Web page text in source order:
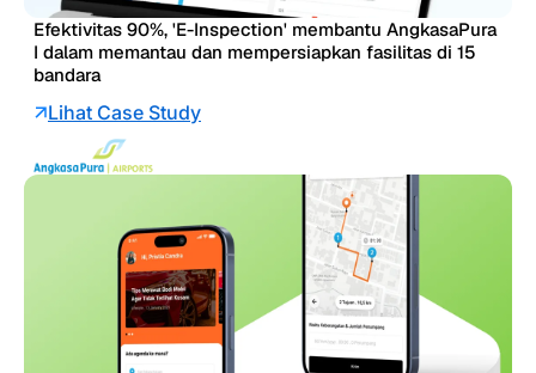
Efektivitas 90%, 'E-Inspection' membantu AngkasaPura
I dalam memantau dan mempersiapkan fasilitas di 15
bandara
Lihat Case Study